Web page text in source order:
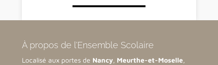
À propos de l’Ensemble Scolaire
Localisé aux portes de Nancy, Meurthe-et-Moselle,